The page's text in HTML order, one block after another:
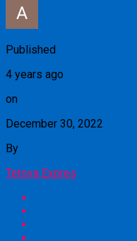
Published
4 years ago
on
December 30, 2022
By
Tetova Expres